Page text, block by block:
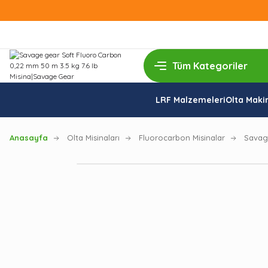
LRF MalzemeleriOlta
Anasayfa Olta Misinaları Fluorocarbon Misinalar